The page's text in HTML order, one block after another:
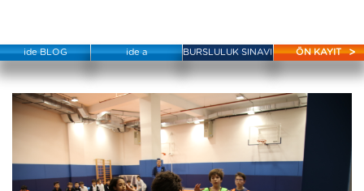
ide BLOG ide a BURSLULUK SINAVI ÖN KAYIT